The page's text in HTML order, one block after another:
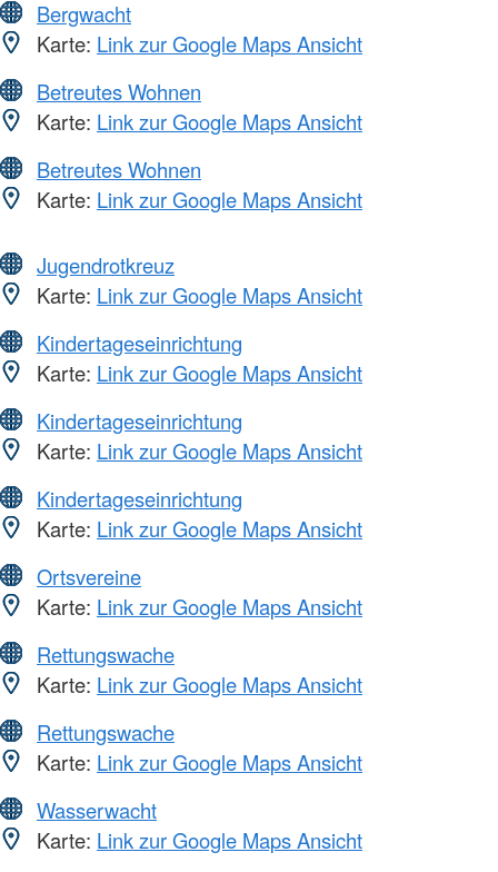
Bergwacht
Karte: Link zur Google Maps Ansicht
Betreutes Wohnen
Karte: Link zur Google Maps Ansicht
Betreutes Wohnen
Karte: Link zur Google Maps Ansicht
Jugendrotkreuz
Karte: Link zur Google Maps Ansicht
Kindertageseinrichtung
Karte: Link zur Google Maps Ansicht
Kindertageseinrichtung
Karte: Link zur Google Maps Ansicht
Kindertageseinrichtung
Karte: Link zur Google Maps Ansicht
Ortsvereine
Karte: Link zur Google Maps Ansicht
Rettungswache
Karte: Link zur Google Maps Ansicht
Rettungswache
Karte: Link zur Google Maps Ansicht
Wasserwacht
Karte: Link zur Google Maps Ansicht